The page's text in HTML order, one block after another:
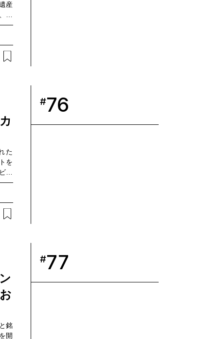
産
域
う
、
光
振
た
を
ジ
つ
入
た
櫻
#76
銘
開
#77